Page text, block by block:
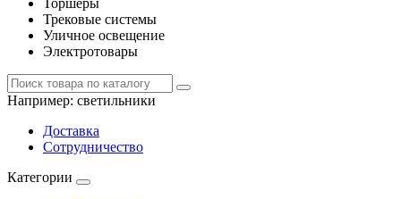
Торшеры
Трековые системы
Уличное освещение
Электротовары
Например: светильники
Доставка
Сотрудничество
Категории